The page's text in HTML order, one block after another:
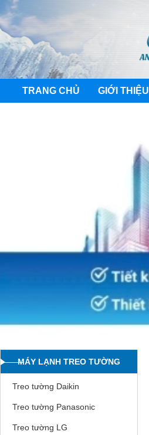
TRANG CHỦ GIỚI THIỆU
MÁY LẠNH TREO TƯỜNG
Treo tường Daikin
Treo tường Panasonic
Treo tường LG